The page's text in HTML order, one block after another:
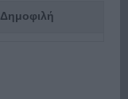
Δημοφιλή